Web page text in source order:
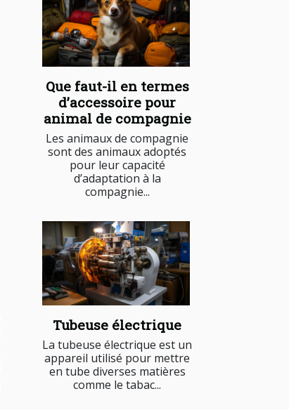
Que faut-il en termes
d’accessoire pour
animal de compagnie
Les animaux de compagnie
sont des animaux adoptés
pour leur capacité
d’adaptation à la
compagnie...
Tubeuse électrique
La tubeuse électrique est un
appareil utilisé pour mettre
en tube diverses matières
comme le tabac...